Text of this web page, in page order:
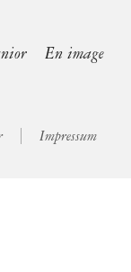
En image
Impressum